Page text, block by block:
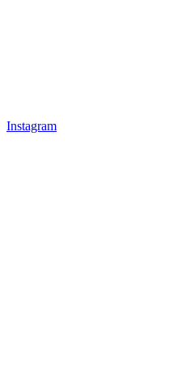
Instagram